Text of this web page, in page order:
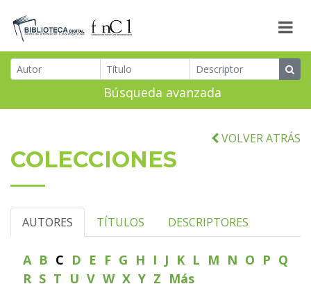
Búsqueda avanzada
VOLVER ATRÁS
COLECCIONES
AUTORES TÍTULOS DESCRIPTORES
A B C D E F G H I J K L M N O P Q
R S T U V W X Y Z Más